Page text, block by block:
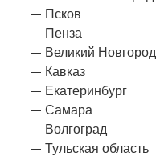
Псков
Пенза
Великий Новгород
Кавказ
Екатеринбург
Самара
Волгоград
Тульская область